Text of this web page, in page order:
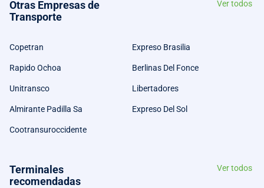
Otras Empresas de
Transporte
Ver todos
Copetran Expreso Brasilia
Rapido Ochoa Berlinas Del Fonce
Unitransco Libertadores
Almirante Padilla Sa Expreso Del Sol
Cootransuroccidente
Terminales
recomendadas
Ver todos